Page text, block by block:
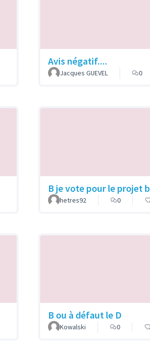
Avis négatif....
Jacques GUEVEL 0
B je vote pour le projet b
hetres92 0
B ou à défaut le D
Kowalski 0